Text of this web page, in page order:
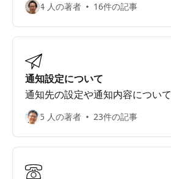
4 人の著者 16件の記事
通知設定について
通知先の設定や通知内容について
5 人の著者 23件の記事